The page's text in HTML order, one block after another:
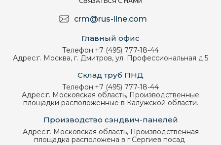
crm@rus-line.com
Главный офис
Телефон:+7 (495) 777-18-44
Адрес:г. Москва, г. Дмитров, ул. Профессиональная д.5
Склад труб ПНД
Телефон:+7 (495) 777-18-44
Адрес:г. Московская область, Производственные
площадки расположенные в Калужской области.
Производство сэндвич-панелей
Адрес:г. Московская область, Производственная
площадка расположена в г.Сергиев посад